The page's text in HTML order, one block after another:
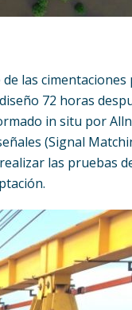
las
72 horas
in situ por
(Signal
las pruebas